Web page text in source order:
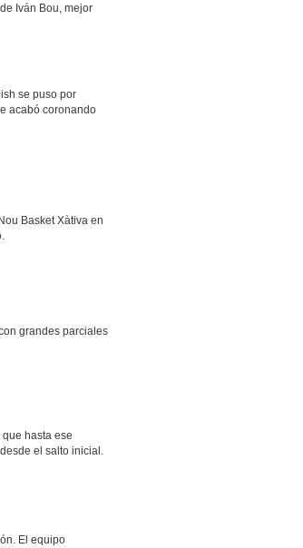
Iván Bou, mejor
se puso por
acabó coronando
Basket Xàtiva en
grandes parciales
hasta ese
el salto inicial.
El equipo